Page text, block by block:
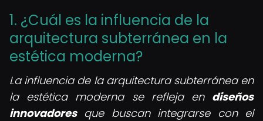
1. ¿Cuál es la influencia de la
arquitectura subterránea en la
estética moderna?
La influencia de la arquitectura subterránea en
la estética moderna se refleja en diseños
innovadoresque buscan integrarse con el